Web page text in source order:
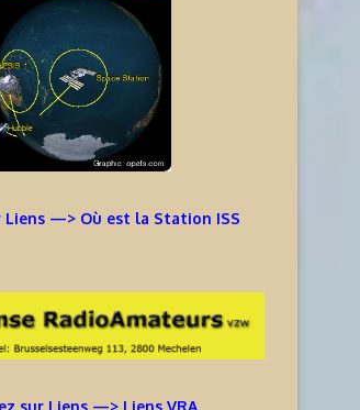
Liens —> Où est la Station ISS